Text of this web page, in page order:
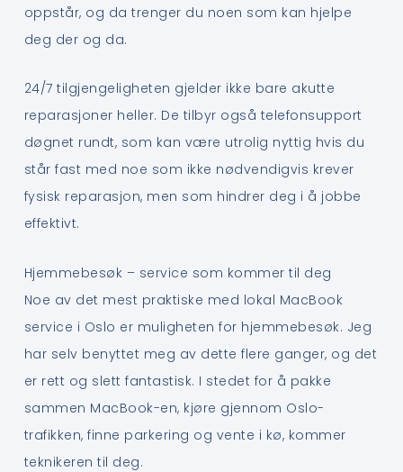
oppstår, og da trenger du noen som kan hjelpe
deg der og da.
24/7 tilgjengeligheten gjelder ikke bare akutte
reparasjoner heller. De tilbyr også telefonsupport
døgnet rundt, som kan være utrolig nyttig hvis du
står fast med noe som ikke nødvendigvis krever
fysisk reparasjon, men som hindrer deg i å jobbe
effektivt.
Hjemmebesøk – service som kommer til deg
Noe av det mest praktiske med lokal MacBook
service i Oslo er muligheten for hjemmebesøk. Jeg
har selv benyttet meg av dette flere ganger, og det
er rett og slett fantastisk. I stedet for å pakke
sammen MacBook-en, kjøre gjennom Oslo-
trafikken, finne parkering og vente i kø, kommer
teknikeren til deg.